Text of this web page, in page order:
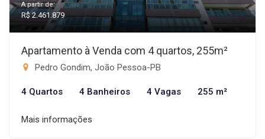
A partir de:
R$ 2.461.879
Apartamento à Venda com 4 quartos, 255m²
Pedro Gondim, João Pessoa-PB
4 Quartos 4 Banheiros 4 Vagas 255 m²
Mais informações